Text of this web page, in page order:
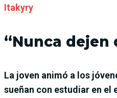
Itakyry
“Nunca dejen
La joven animó a los
sueñan con estudiar en el